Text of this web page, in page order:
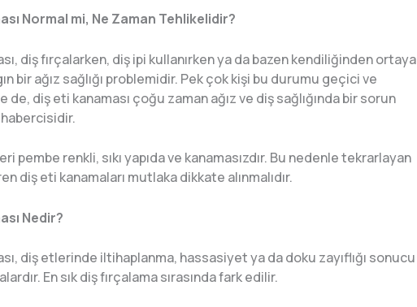
Normal mi, Ne Zaman Tehlikelidir?
diş fırçalarken, diş ipi kullanırken ya da bazen kendiliğinden ortaya
bir ağız sağlığı problemidir. Pek çok kişi bu durumu geçici ve
de, diş eti kanaması çoğu zaman ağız ve diş sağlığında bir sorun
pembe renkli, sıkı yapıda ve kanamasızdır. Bu nedenle tekrarlayan
diş eti kanamaları mutlaka dikkate alınmalıdır.
Nedir?
diş etlerinde iltihaplanma, hassasiyet ya da doku zayıflığı sonucu
En sık diş fırçalama sırasında fark edilir.